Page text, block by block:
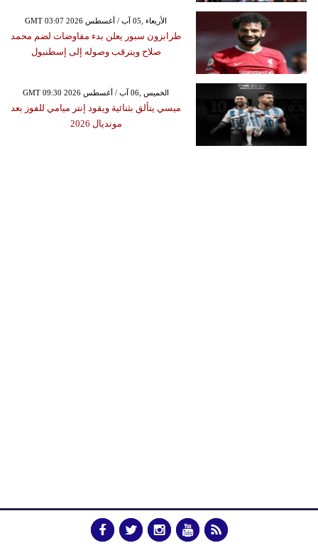
GMT 03:07 2026 الأربعاء ,05 آب / أغسطس
طرابزون سبور يعلن بدء مفاوضات لضم محمد
صلاح ويترقب وصوله إلى إسطنبول
GMT 09:30 2026 الخميس ,06 آب / أغسطس
ميسي يتألق بثنائية ويقود إنتر ميامي للفوز بعد
مونديال 2026